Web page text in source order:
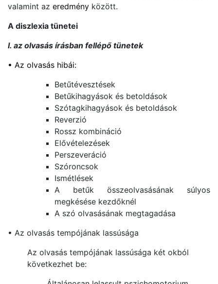
valamint az eredmény között.
A diszlexia tünetei
I. az olvasás írásban fellépő tünetek
• Az olvasás hibái:
Betűtévesztések
Betűkihagyások és betoldások
Szótagkihagyások és betoldások
Reverzió
Rossz kombináció
Elővételezések
Perszeveráció
Szóroncsok
Ismétlések
A betűk összeolvasásának súlyos
megkésése kezdőknél
A szó olvasásának megtagadása
• Az olvasás tempójának lassúsága
Az olvasás tempójának lassúsága két okból
következhet be: